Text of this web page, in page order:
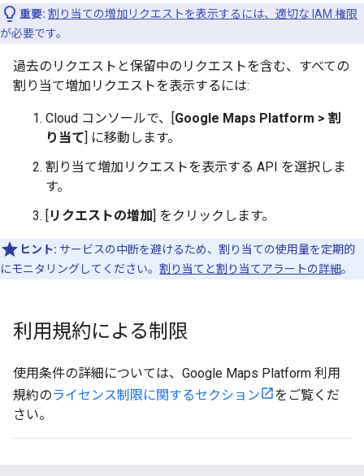
重要: 割り当ての増加リクエストを表示するには、適切な IAM 権限
が必要です。
過去のリクエストと保留中のリクエストを含む、すべての
割り当て増加リクエストを表示するには:
Cloud コンソールで、[Google Maps Platform > 割
り当て] に移動します。
割り当て増加リクエストを表示する API を選択しま
す。
[リクエストの増加] をクリックします。
ヒント: サービスの中断を避けるため、割り当ての使用量を定期的
にモニタリングしてください。 割り当てと割り当てアラートの詳細。
利用規約による制限
使用条件の詳細については、Google Maps Platform 利用
規約のライセンス制限に関するセクション
をご覧くだ
さい。